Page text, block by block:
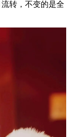
转，不变的是全